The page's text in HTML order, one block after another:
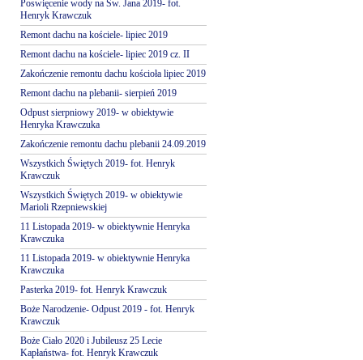
Poswięcenie wody na Św. Jana 2019- fot.
Henryk Krawczuk
Remont dachu na kościele- lipiec 2019
Remont dachu na kościele- lipiec 2019 cz. II
Zakończenie remontu dachu kościoła lipiec 2019
Remont dachu na plebanii- sierpień 2019
Odpust sierpniowy 2019- w obiektywie
Henryka Krawczuka
Zakończenie remontu dachu plebanii 24.09.2019
Wszystkich Świętych 2019- fot. Henryk
Krawczuk
Wszystkich Świętych 2019- w obiektywie
Marioli Rzepniewskiej
11 Listopada 2019- w obiektywnie Henryka
Krawczuka
11 Listopada 2019- w obiektywnie Henryka
Krawczuka
Pasterka 2019- fot. Henryk Krawczuk
Boże Narodzenie- Odpust 2019 - fot. Henryk
Krawczuk
Boże Ciało 2020 i Jubileusz 25 Lecie
Kapłaństwa- fot. Henryk Krawczuk